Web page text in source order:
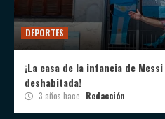
DEPORTES
¡La casa de la infancia de
deshabitada!
3 años hace Redacción